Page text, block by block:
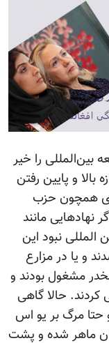
بین‌المللی را خیر
بالا و پایین رفتن
همچون حزب
نهادهایی مانند
المللی نبود این
و یا در مزارع
مشغول بودند و
حالا گاهی
حتا مرگ بر یو اس
ماهر شده و پشت